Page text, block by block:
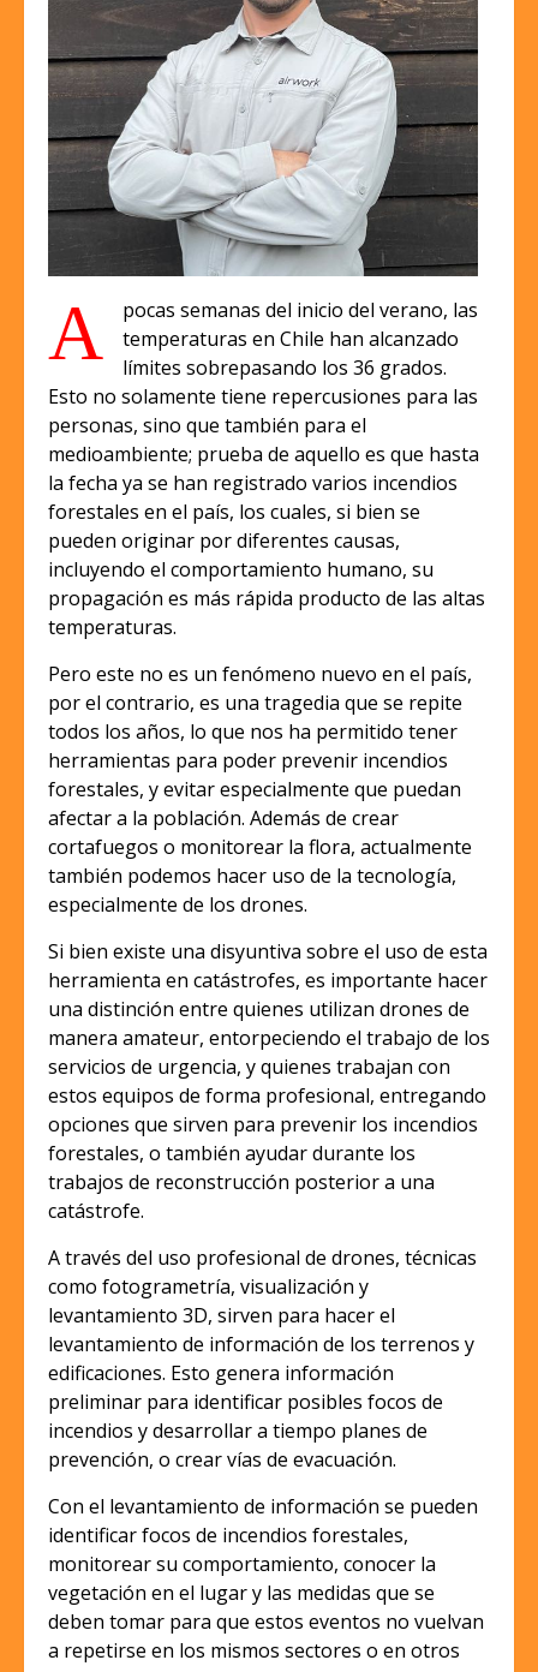
A
pocas semanas del inicio del verano, las
temperaturas en Chile han alcanzado
límites sobrepasando los 36 grados.
Esto no solamente tiene repercusiones para las
personas, sino que también para el
medioambiente; prueba de aquello es que hasta
la fecha ya se han registrado varios incendios
forestales en el país, los cuales, si bien se
pueden originar por diferentes causas,
incluyendo el comportamiento humano, su
propagación es más rápida producto de las altas
temperaturas.
Pero este no es un fenómeno nuevo en el país,
por el contrario, es una tragedia que se repite
todos los años, lo que nos ha permitido tener
herramientas para poder prevenir incendios
forestales, y evitar especialmente que puedan
afectar a la población. Además de crear
cortafuegos o monitorear la flora, actualmente
también podemos hacer uso de la tecnología,
especialmente de los drones.
Si bien existe una disyuntiva sobre el uso de esta
herramienta en catástrofes, es importante hacer
una distinción entre quienes utilizan drones de
manera amateur, entorpeciendo el trabajo de los
servicios de urgencia, y quienes trabajan con
estos equipos de forma profesional, entregando
opciones que sirven para prevenir los incendios
forestales, o también ayudar durante los
trabajos de reconstrucción posterior a una
catástrofe.
A través del uso profesional de drones, técnicas
como fotogrametría, visualización y
levantamiento 3D, sirven para hacer el
levantamiento de información de los terrenos y
edificaciones. Esto genera información
preliminar para identificar posibles focos de
incendios y desarrollar a tiempo planes de
prevención, o crear vías de evacuación.
Con el levantamiento de información se pueden
identificar focos de incendios forestales,
monitorear su comportamiento, conocer la
vegetación en el lugar y las medidas que se
deben tomar para que estos eventos no vuelvan
a repetirse en los mismos sectores o en otros